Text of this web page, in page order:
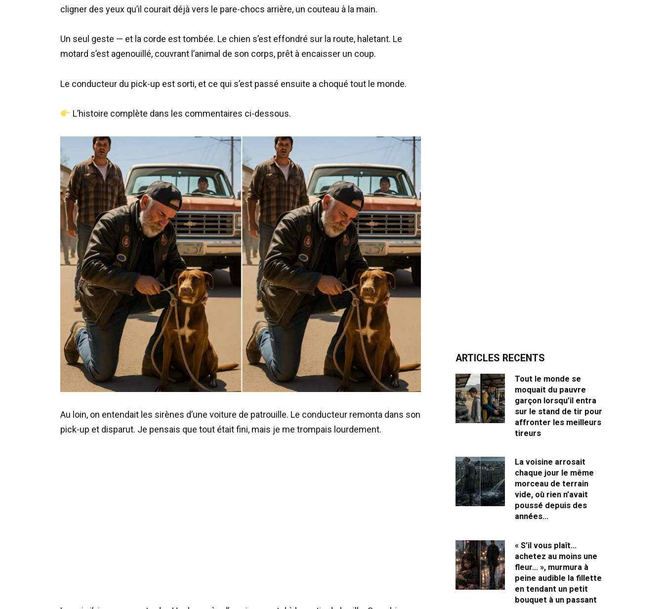
cligner des yeux qu’il courait déjà vers le pare-chocs arrière, un couteau à la main.
Un seul geste — et la corde est tombée. Le chien s’est effondré sur la route, haletant. Le
motard s’est agenouillé, couvrant l’animal de son corps, prêt à encaisser un coup.
Le conducteur du pick-up est sorti, et ce qui s’est passé ensuite a choqué tout le monde.
L’histoire complète dans les commentaires ci-dessous.
Au loin, on entendait les sirènes d’une voiture de patrouille. Le conducteur remonta dans son
pick-up et disparut. Je pensais que tout était fini, mais je me trompais lourdement.
ARTICLES RECENTS
Tout le monde se
moquait du pauvre
garçon lorsqu’il entra
sur le stand de tir pour
affronter les meilleurs
tireurs
La voisine arrosait
chaque jour le même
morceau de terrain
vide, où rien n’avait
poussé depuis des
années…
« S’il vous plaît…
achetez au moins une
fleur… », murmura à
peine audible la fillette
en tendant un petit
bouquet à un passant